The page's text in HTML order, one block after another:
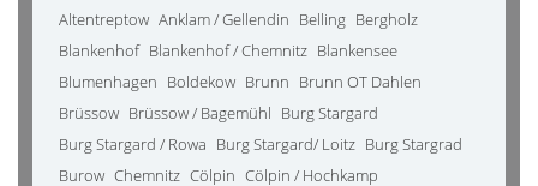
Altentreptow Anklam / Gellendin Belling Bergholz
Blankenhof Blankenhof / Chemnitz Blankensee
Blumenhagen Boldekow Brunn Brunn OT Dahlen
Brüssow Brüssow / Bagemühl Burg Stargard
Burg Stargard / Rowa Burg Stargard/ Loitz Burg Stargrad
Burow Chemnitz Cölpin Cölpin / Hochkamp